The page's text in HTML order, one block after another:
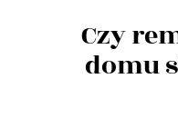
Czy
domu